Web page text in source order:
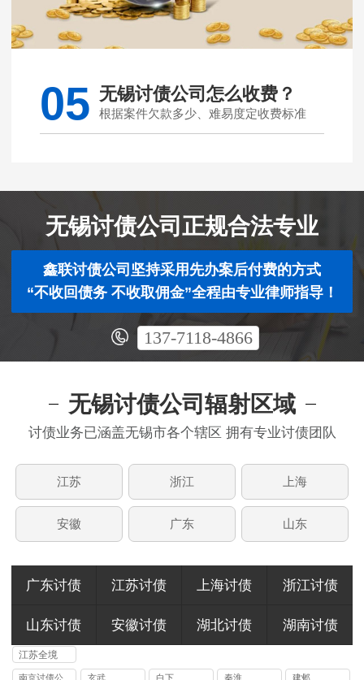
05 无锡讨债公司怎么收费？
根据案件欠款多少、难易度定收费标准
无锡讨债公司正规合法专业
鑫联讨债公司坚持采用先办案后付费的方式
“不收回债务 不收取佣金”全程由专业律师指导！
137-7118-4866
无锡讨债公司辐射区域
讨债业务已涵盖无锡市各个辖区 拥有专业讨债团队
江苏 浙江 上海
安徽 广东 山东
广东讨债 江苏讨债 上海讨债 浙江讨债
山东讨债 安徽讨债 湖北讨债 湖南讨债
江苏全境
南京讨债公 玄武 白下 秦淮 建邺